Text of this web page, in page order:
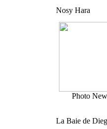
Nosy Hara
Photo
La Baie de